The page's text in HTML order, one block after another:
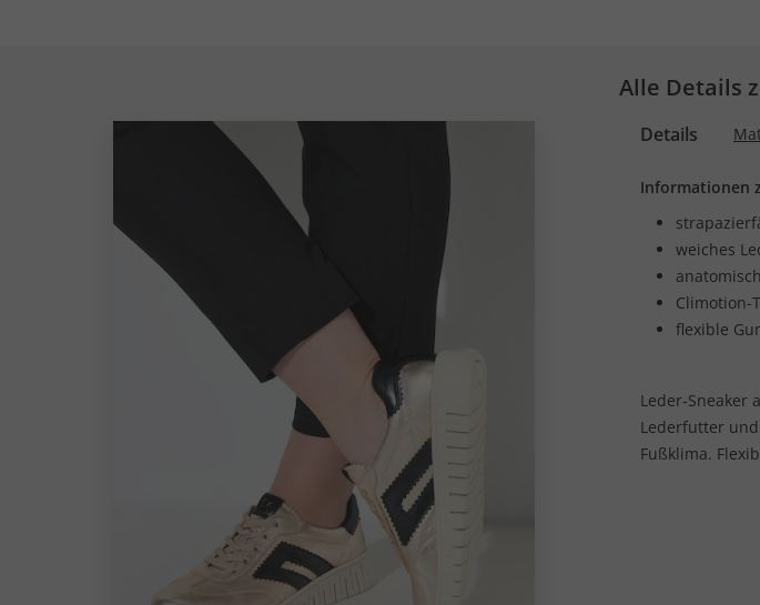
Alle Details
Details
Informationen
weiches
Climotion-
flexible
Leder-Sneaker
Lederfutter
Fußklima.